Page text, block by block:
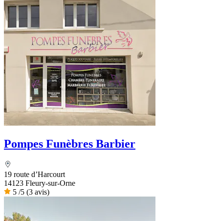
Pompes Funèbres Barbier
19 route d’Harcourt
14123 Fleury-sur-Orne
5 /5 (3 avis)